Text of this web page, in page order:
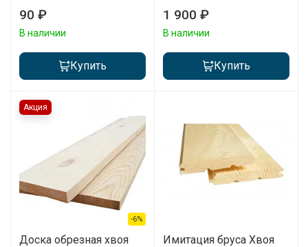
90 ₽
В наличии
Купить
1 900 ₽
В наличии
Купить
Акция
-6%
Доска обрезная хвоя
Имитация бруса Хвоя